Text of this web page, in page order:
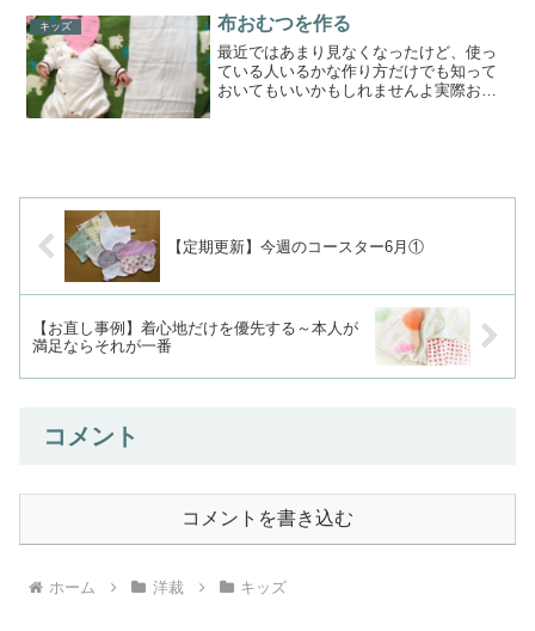
外と簡単なようで難しいよねだいたいの
線引きが・・・...
キッズ 布おむつを作る
最近ではあまり見なくなったけど、使っ
ている人いるかな作り方だけでも知って
おいてもいいかもしれませんよ実際おむ
【定期更新】今週のコースター6月①
【お直し事例】着心地だけを優先する～本人が
満足ならそれが一番
コメント
コメントを書き込む
ホーム 洋裁 キッズ